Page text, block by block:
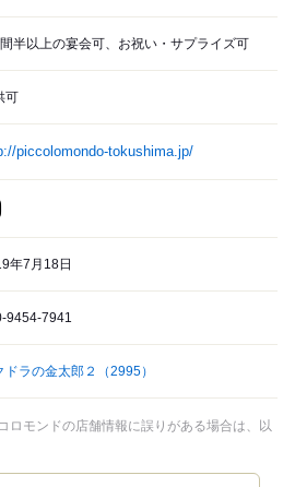
半以上の宴会可、お祝い・サプライズ可
可
piccolomondo-tokushima.jp/
年7月18日
9454-7941
ドラの金太郎２ （2995）
ロモンドの店舗情報に誤りがある場合は、以